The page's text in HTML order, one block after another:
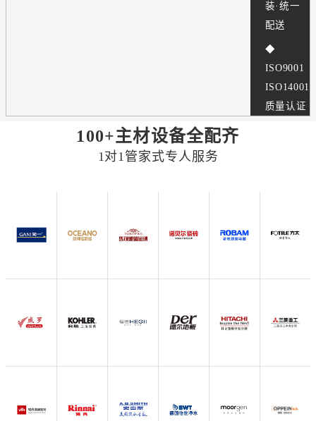
装·统一
配送
◆
ISO9001
ISO14001
质量认证
100+主材设备全配齐
1对1管家式专人服务